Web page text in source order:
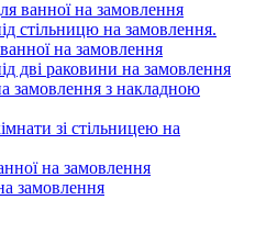
ванної на замовлення
стільницю на замовлення.
на замовлення
дві раковини на замовлення
замовлення з накладною
зі стільницею на
на замовлення
замовлення